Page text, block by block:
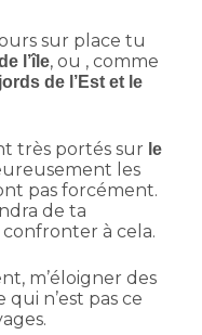
sur place tu
l’île, ou , comme
de l’Est et le
très portés sur le
les
pas forcément.
de ta
à cela.
m’éloigner des
n’est pas ce